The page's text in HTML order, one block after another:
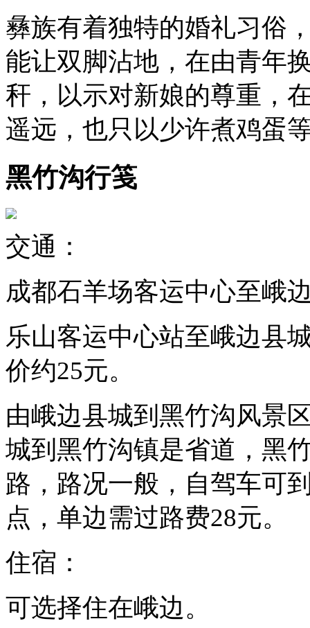
彝族有着独特的婚礼习俗
能让双脚沾地，在由青年
秆，以示对新娘的尊重，
遥远，也只以少许煮鸡蛋
黑竹沟行笺
交通：
成都石羊场客运中心至峨
乐山客运中心站至峨边县
价约25元。
由峨边县城到黑竹沟风景
城到黑竹沟镇是省道，黑
路，路况一般，自驾车可
点，单边需过路费28元。
住宿：
可选择住在峨边。